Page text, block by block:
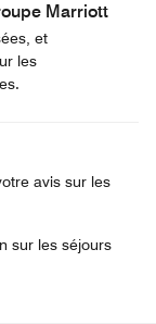
Marriott
et
les
avis sur les
sur les séjours